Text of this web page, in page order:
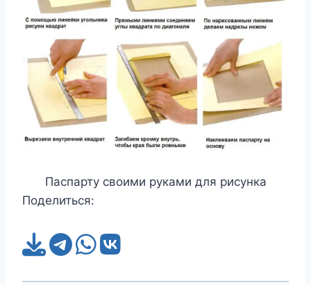
Паспарту своими руками для рисунка
Поделиться: